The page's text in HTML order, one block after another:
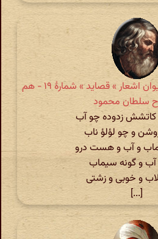
مسعود سعد سلمان » دیوان اشعار » قصاید » شمارهٔ ۱۹ - هم
سلطان محمود
زدوده چو آب
و چو لؤلؤ ناب
و آب و هست درو
و گونه سیماب
و خوبی و زشتی
[...]